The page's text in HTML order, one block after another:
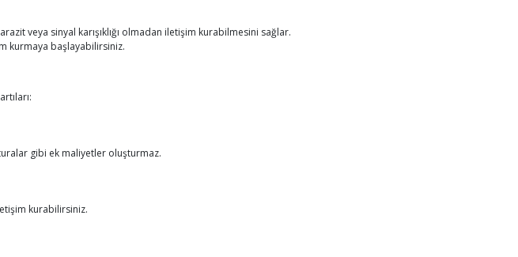
veya sinyal karışıklığı olmadan iletişim kurabilmesini sağlar.
kurmaya başlayabilirsiniz.
gibi ek maliyetler oluşturmaz.
kurabilirsiniz.